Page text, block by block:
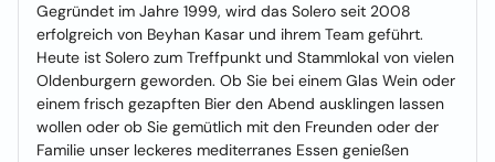
Gegründet im Jahre 1999, wird das Solero seit 2008
erfolgreich von Beyhan Kasar und ihrem Team geführt.
Heute ist Solero zum Treffpunkt und Stammlokal von vielen
Oldenburgern geworden. Ob Sie bei einem Glas Wein oder
einem frisch gezapften Bier den Abend ausklingen lassen
wollen oder ob Sie gemütlich mit den Freunden oder der
Familie unser leckeres mediterranes Essen genießen